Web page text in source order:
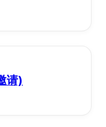
请)